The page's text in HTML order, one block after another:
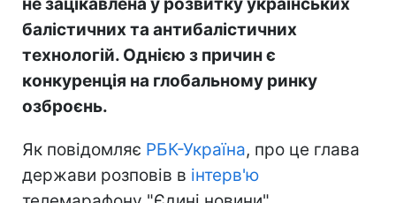
балістичних та антибалістичних
технологій. Однією з причин є
конкуренція на глобальному ринку
озброєнь.
Як повідомляє РБК-Україна, про це глава
держави розповів в інтерв'ю